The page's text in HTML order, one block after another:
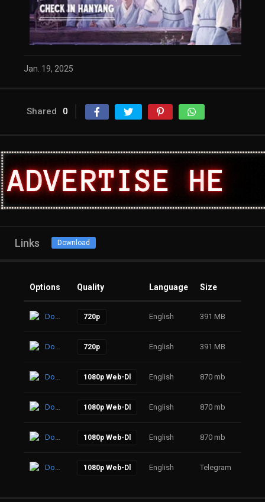
Jan. 19, 2025
Shared 0
Links Download
Options Quality Language Size
Download 720p English 391 MB
Download 720p English 391 MB
Download 1080p Web-Dl English 870 mb
Download 1080p Web-Dl English 870 mb
Download 1080p Web-Dl English 870 mb
Download 1080p Web-Dl English Telegram